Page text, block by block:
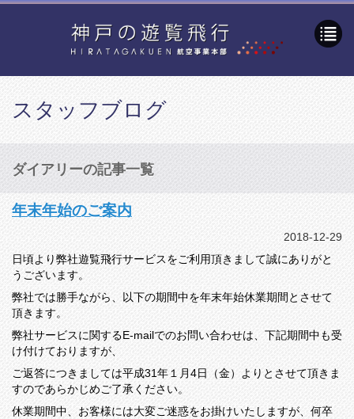
スタッフブログ
ダイアリーの記事一覧
年末年始のご案内
2018-12-29
日頃より弊社遊覧飛行サービスをご利用頂きまして誠にありがと
うございます。
弊社では勝手ながら、以下の期間中を年末年始休業期間とさせて
頂きます。
弊社サービスに関するE-mailでのお問い合わせは、下記期間中も受
け付けておりますが、
ご返答につきましては平成31年１月4日（金）よりとさせて頂きま
すのであらかじめご了承ください。
休業期間中、お客様には大変ご迷惑をお掛けいたしますが、何卒